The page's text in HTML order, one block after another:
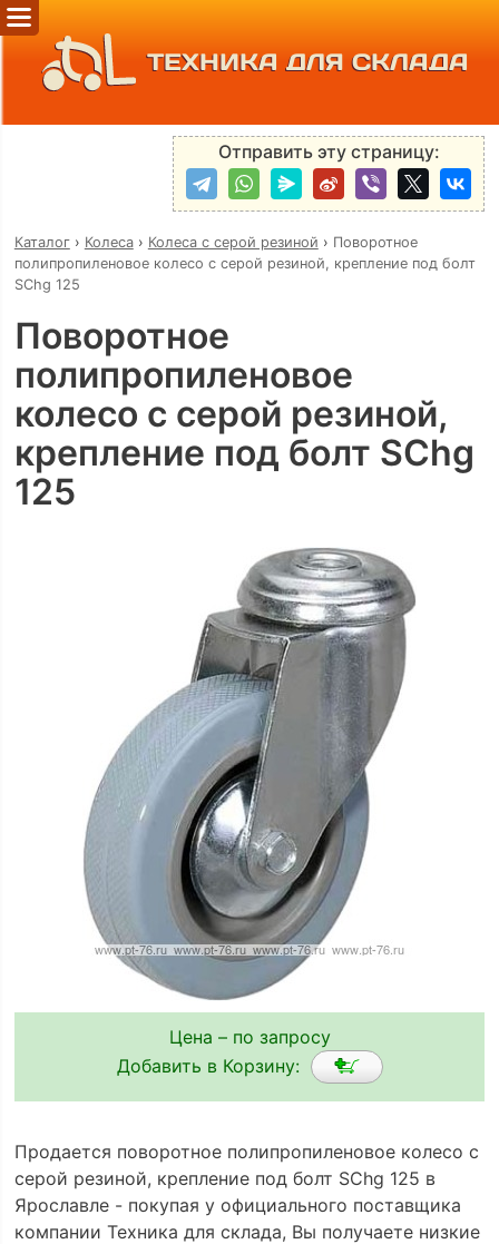
ТЕХНИКА ДЛЯ СКЛАДА
Отправить эту страницу:
Каталог› Колеса› Колеса с серой резиной › Поворотное
полипропиленовое колесо с серой резиной, крепление под болт
SChg 125
Поворотное
полипропиленовое
колесо с серой резиной,
крепление под болт SChg
125
Цена – по запросу
Добавить в Корзину:
Продается поворотное полипропиленовое колесо с
серой резиной, крепление под болт SChg 125 в
Ярославле - покупая у официального поставщика
компании Техника для склада, Вы получаете низкие